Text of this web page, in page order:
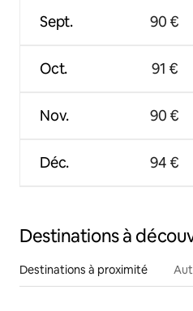
Sept.
Oct.
Nov.
Déc.
90 €
91 €
90 €
94 €
Destinations à
Destinations à proximité